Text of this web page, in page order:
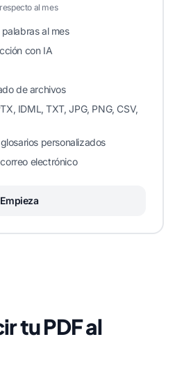
al mes
al mes
con IA
de archivos
IDML, TXT, JPG, PNG, CSV,
personalizados
electrónico
Empieza
tu PDF al